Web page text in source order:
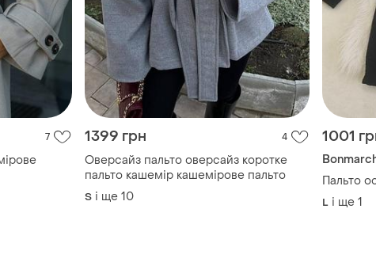
7 1399 грн 4
Оверсайз пальто оверсайз коротке
пальто кашемір кашемірове пальто
S і ще 10
1001
Пальто
L і ще 1